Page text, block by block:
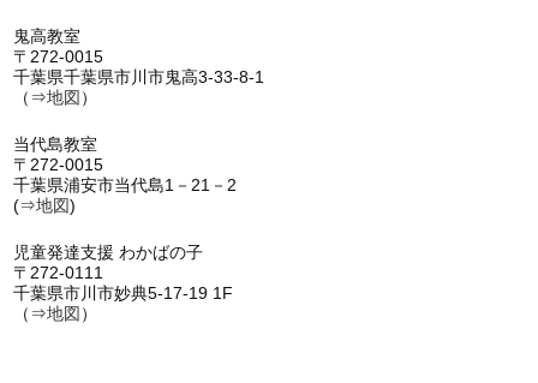
鬼高教室
〒272-0015
千葉県千葉県市川市鬼高3-33-8-1
（⇒地図 ）
当代島教室
〒272-0015
千葉県浦安市当代島1－21－2
(⇒地図)
児童発達支援 わかばの子
〒272-0111
千葉県市川市妙典5-17-19 1F
（⇒地図 ）